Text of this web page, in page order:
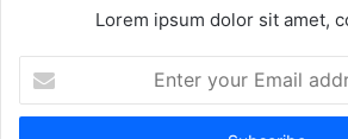
Lorem ipsum dolor sit amet,
your
Email